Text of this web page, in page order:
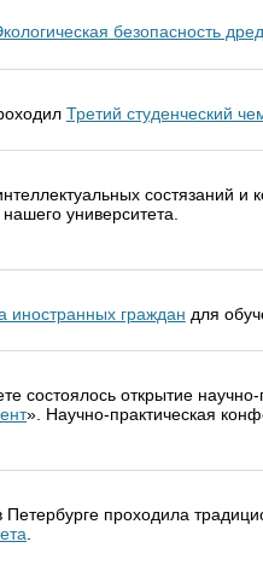
безопасность
Третий студенческий
состязаний и
университета.
иностранных граждан для
состоялось открытие
». Научно-практическая
проходила